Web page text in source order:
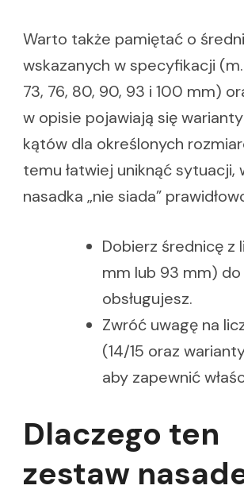
Warto także pamiętać o
wskazanych w specyfikacji
73, 76, 80, 90, 93 i 100 mm)
w opisie pojawiają się
kątów dla określonych
temu łatwiej uniknąć sytuacji,
nasadka „nie siada”
Dobierz średnicę z
mm lub 93 mm)
obsługujesz.
Zwróć uwagę na
(14/15 oraz
aby zapewnić
Dlaczego ten
zestaw